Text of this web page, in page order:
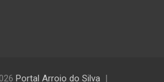
Portal Arroio do Silva